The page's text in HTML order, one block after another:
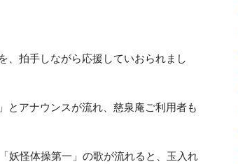
、拍手しながら応援していおられまし
とアナウンスが流れ、慈泉庵ご利用者も
妖怪体操第一」の歌が流れると、玉入れ